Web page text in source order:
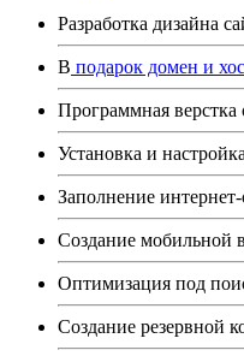
Разработка дизайна
В подарок домен и
Программная верстка
Установка и
Заполнение
Создание мобильной
Оптимизация под
Создание резервной